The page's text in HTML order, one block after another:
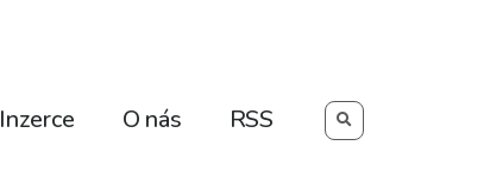
Inzerce O nás RSS